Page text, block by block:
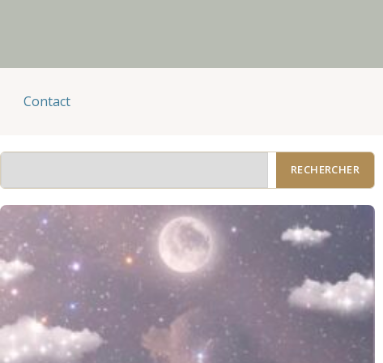
Contact
RECHERCHER